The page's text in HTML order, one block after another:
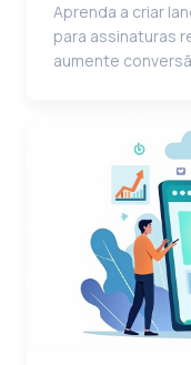
Aprenda a criar
para assinaturas
aumente